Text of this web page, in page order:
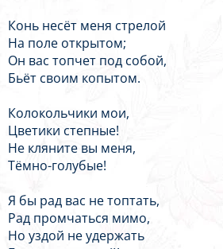
Конь несёт меня стрелой
На поле открытом;
Он вас топчет под собой,
Бьёт своим копытом.
Колокольчики мои,
Цветики степные!
Не кляните вы меня,
Тёмно-голубые!
Я бы рад вас не топтать,
Рад промчаться мимо,
Но уздой не удержать